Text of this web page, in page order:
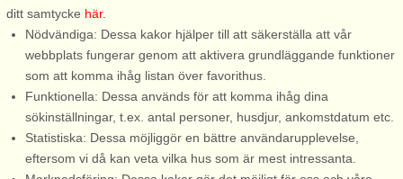
Saldalsbäcken. Här kommer ni
till en fräsch stuga med gott om
utrymmen. Ljusa härliga rum,
trivsamt möblerad med inslag ...
från 5.685 SEK
Här har ni alla möjligheter att
koppla av och njuta av en
ledighet. Till stugan ...
från 6.261 SEK
ditt samtycke här.
Nödvändiga: Dessa kakor hjälper till att säkerställa att vår
webbplats fungerar genom att aktivera grundläggande funktioner
som att komma ihåg listan över favorithus.
Funktionella: Dessa används för att komma ihåg dina
sökinställningar, t.ex. antal personer, husdjur, ankomstdatum etc.
Statistiska: Dessa möjliggör en bättre användarupplevelse,
eftersom vi då kan veta vilka hus som är mest intressanta.